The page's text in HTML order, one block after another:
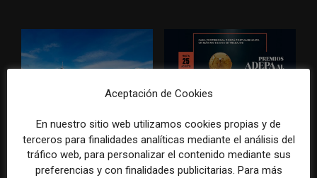
Radio Televisión Madrid
establece un sistema de
control para el uso de la
inteligencia artificial
ADEPA crea un premio
especial para la mejor
cobertura periodística del
Mundial 2026
Aceptación de Cookies
En nuestro sitio web utilizamos cookies propias y de
terceros para finalidades analíticas mediante el análisis del
tráfico web, para personalizar el contenido mediante sus
preferencias y con finalidades publicitarias. Para más